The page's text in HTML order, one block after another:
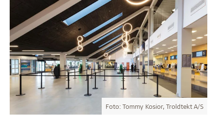
Foto: Tommy Kosior, Troldtekt A/S